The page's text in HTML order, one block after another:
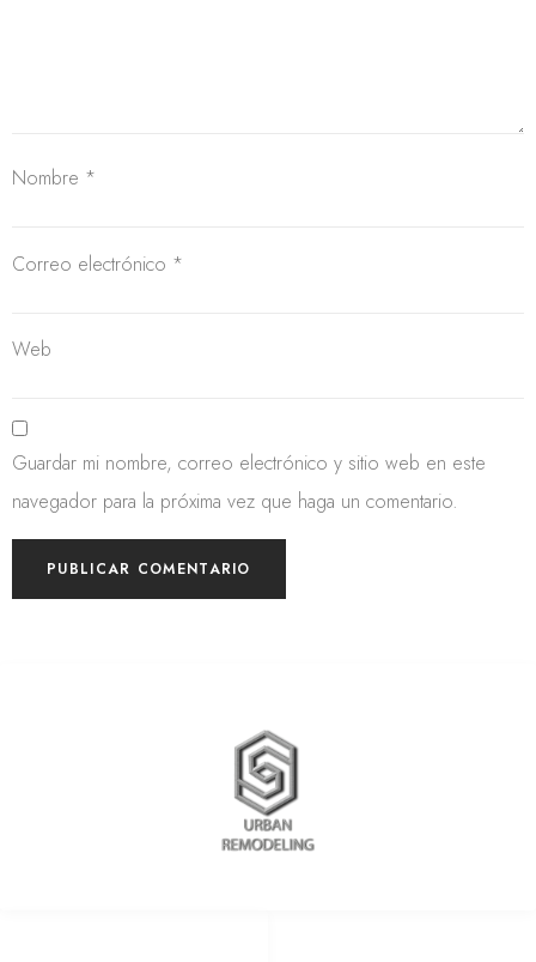
Nombre *
Correo electrónico *
Web
Guardar mi nombre, correo electrónico y sitio web en este
navegador para la próxima vez que haga un comentario.